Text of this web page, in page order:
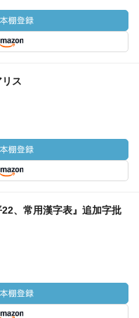
ス
、常用漢字表』追加字批